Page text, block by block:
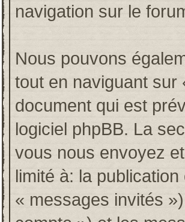
navigation sur le
Nous pouvons
tout en naviguant
document qui est
logiciel phpBB. La
vous nous envoyez
limité à: la
« messages invités